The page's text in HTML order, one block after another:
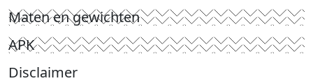
Maten en gewichten
APK
Disclaimer